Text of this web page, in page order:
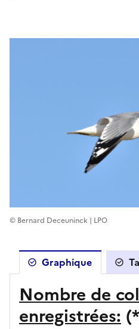
© Bernard Deceuninck | LPO
Graphique
Nombre de
enregistrées: